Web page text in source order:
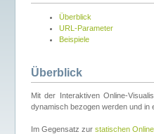
Überblick
URL-Parameter
Beispiele
Überblick
Mit der Interaktiven Online-
dynamisch bezogen werden und in
Im Gegensatz zur statischen